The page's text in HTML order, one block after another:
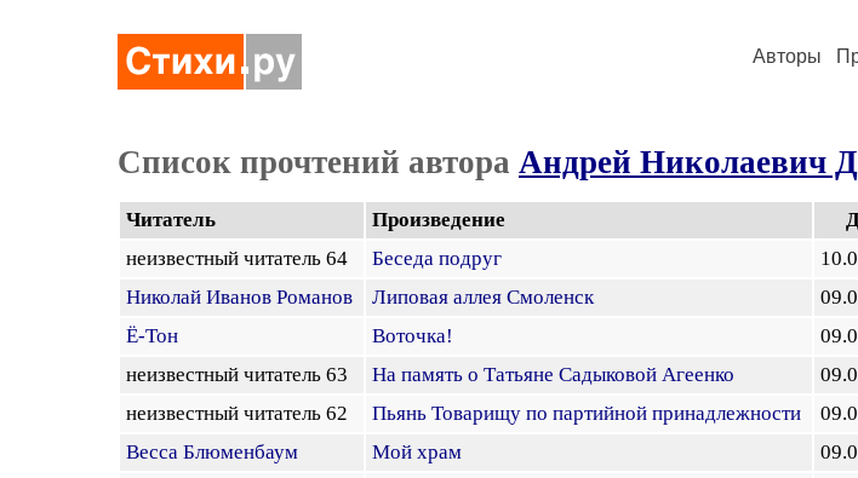
Авторы
Список прочтений автора Андрей Николаевич
Читатель Произведение
неизвестный читатель 64
Беседа подруг
Николай Иванов Романов
Липовая аллея Смоленск
Ё-Тон
Воточка!
неизвестный читатель 63
На память о Татьяне Садыковой Агеенко
неизвестный читатель 62
Пьянь Товарищу по партийной принадлежности
Весса Блюменбаум
Мой храм